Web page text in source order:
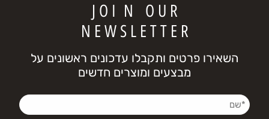
J O I N O U R
N E W S L E T T E R
השאירו פרטים ותקבלו עדכונים ראשונים על
מבצעים ומוצרים חדשים